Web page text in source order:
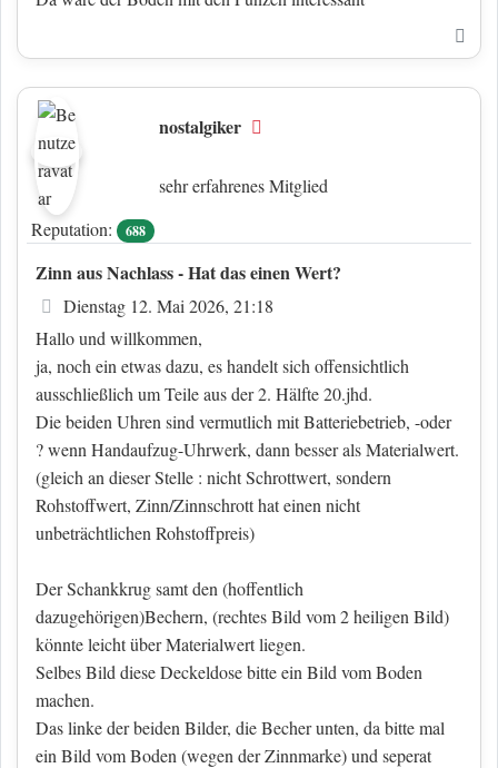
nostalgiker
sehr erfahrenes Mitglied
Reputation:
688
Zinn aus Nachlass - Hat das einen Wert?
Beitrag
Dienstag 12. Mai 2026, 21:18
Hallo und willkommen,
ja, noch ein etwas dazu, es handelt sich offensichtlich
ausschließlich um Teile aus der 2. Hälfte 20.jhd.
Die beiden Uhren sind vermutlich mit Batteriebetrieb, -oder
? wenn Handaufzug-Uhrwerk, dann besser als Materialwert.
(gleich an dieser Stelle : nicht Schrottwert, sondern
Rohstoffwert, Zinn/Zinnschrott hat einen nicht
unbeträchtlichen Rohstoffpreis)
Der Schankkrug samt den (hoffentlich
dazugehörigen)Bechern, (rechtes Bild vom 2 heiligen Bild)
könnte leicht über Materialwert liegen.
Selbes Bild diese Deckeldose bitte ein Bild vom Boden
machen.
Das linke der beiden Bilder, die Becher unten, da bitte mal
ein Bild vom Boden (wegen der Zinnmarke) und seperat